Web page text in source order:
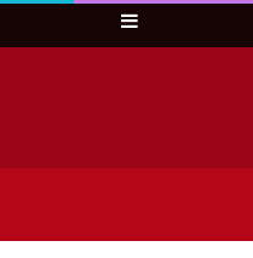
Sidebar